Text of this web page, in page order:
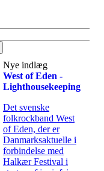
Nye indlæg
West of Eden -
Lighthousekeeping
Det svenske
folkrockband West
of Eden, der er
Danmarksaktuelle i
forbindelse med
Halkær Festival i